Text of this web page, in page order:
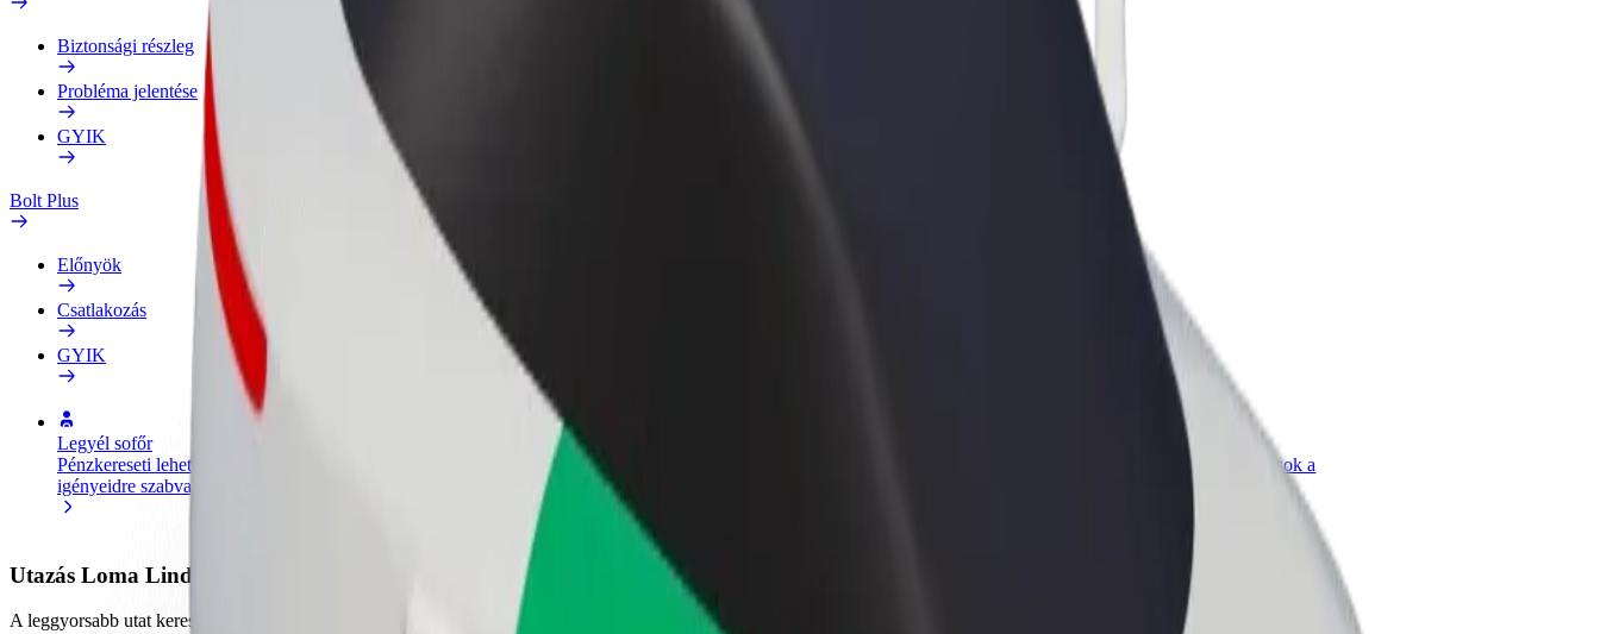
Biztonsági részleg
Probléma jelentése
GYIK
Bolt Plus
Előnyök
Csatlakozás
GYIK
Legyél sofőr
Pénzkereseti lehetőség
igényeidre szabva
Étterem vagy üzlet hozzáadása
Érj el több felhasználót és növeld
keresetedet
Bolt for Business
Bolt termékek és szolgáltatások a
vállalatodra szabva
Utazás Loma Linda Extension és Best western Hotel között
A leggyorsabb utat keresed Loma Linda Extension és Best western Hotel között? Fedezd fel szolgáltatásainkat, és találd meg a tökéletes megoldást az utazásodhoz.